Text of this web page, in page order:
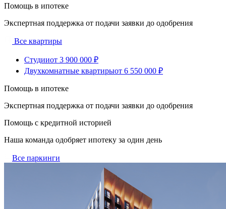
Помощь в ипотеке
Экспертная поддержка от подачи заявки до одобрения
Все квартиры
Студииот 3 900 000 ₽
Двухкомнатные квартирыот 6 550 000 ₽
Помощь в ипотеке
Экспертная поддержка от подачи заявки до одобрения
Помощь с кредитной историей
Наша команда одобряет ипотеку за один день
Все паркинги